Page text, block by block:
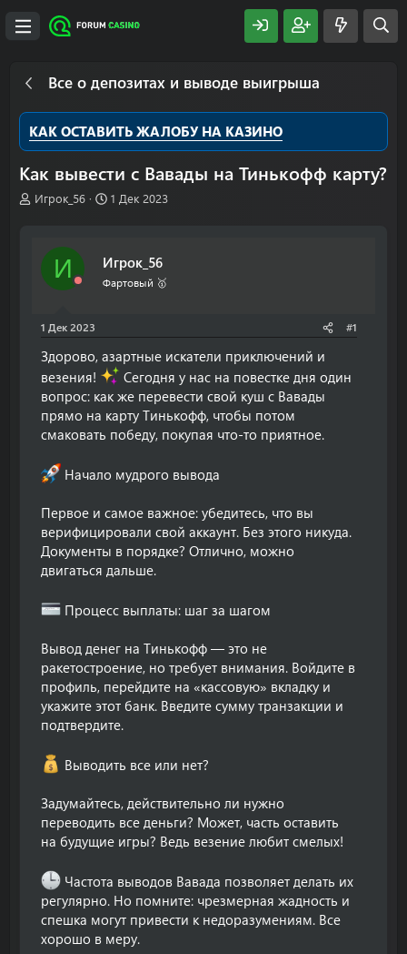
Все о депозитах и выводе выигрыша
КАК ОСТАВИТЬ ЖАЛОБУ НА КАЗИНО
Как вывести с Вавады на Тинькофф карту?
А
ы
Игрок_56
Д
н
а
1 Дек 2023
И Игрок_56
Фартовый 🥇
1 Дек 2023 #1
Здорово, азартные искатели приключений и
везения!
Сегодня у нас на повестке дня один
вопрос: как же перевести свой куш с Вавады
прямо на карту Тинькофф, чтобы потом
смаковать победу, покупая что-то приятное.
Начало мудрого вывода
Первое и самое важное: убедитесь, что вы
верифицировали свой аккаунт. Без этого никуда.
Документы в порядке? Отлично, можно
двигаться дальше.
Процесс выплаты: шаг за шагом
Вывод денег на Тинькофф — это не
ракетостроение, но требует внимания. Войдите в
профиль, перейдите на «кассовую» вкладку и
укажите этот банк. Введите сумму транзакции и
подтвердите.
Выводить все или нет?
Задумайтесь, действительно ли нужно
переводить все деньги? Может, часть оставить
на будущие игры? Ведь везение любит смелых!
Частота выводов Вавада позволяет делать их
регулярно. Но помните: чрезмерная жадность и
спешка могут привести к недоразумениям. Все
хорошо в меру.